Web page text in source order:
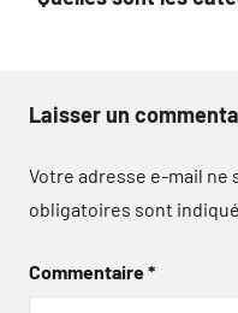
Laisser un
Votre adresse e-mail ne
obligatoires sont
Commentaire*